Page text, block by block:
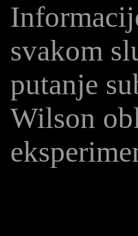
svakom
putanje
Wilson